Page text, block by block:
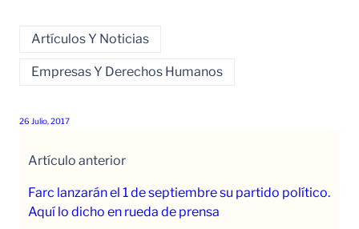
Artículos Y Noticias
Empresas Y Derechos Humanos
26 Julio, 2017
Artículo anterior
Farc lanzarán el 1 de septiembre su partido político.
Aquí lo dicho en rueda de prensa